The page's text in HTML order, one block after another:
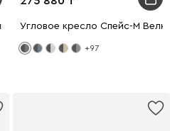
Синий
Угловое кресло Спейс-М
+97